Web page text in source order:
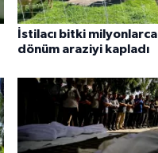
İstilacı bitki milyonlarca
dönüm araziyi kapladı